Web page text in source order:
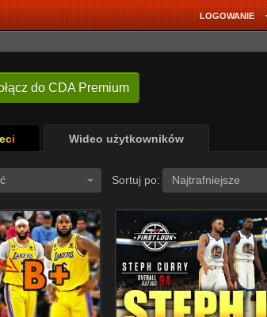
LOGOWANIE
do CDA Premium
Wideo użytkowników
Sortuj po: Najtrafniejsze